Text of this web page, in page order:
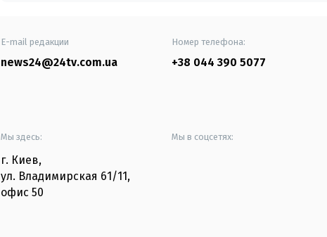
E-mail редакции
news24@24tv.com.ua
Номер телефона:
+38 044 390 5077
Мы здесь:
г. Киев,
ул. Владимирская 61/11,
офис 50
Мы в соцсетях: